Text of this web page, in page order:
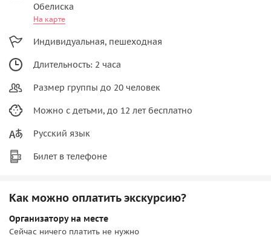
Обелиска
На карте
Индивидуальная, пешеходная
Длительность: 2 часа
Размер группы до 20 человек
Можно с детьми, до 12 лет бесплатно
Русский язык
Билет в телефоне
Как можно оплатить экскурсию?
Организатору на месте
Сейчас ничего платить не нужно